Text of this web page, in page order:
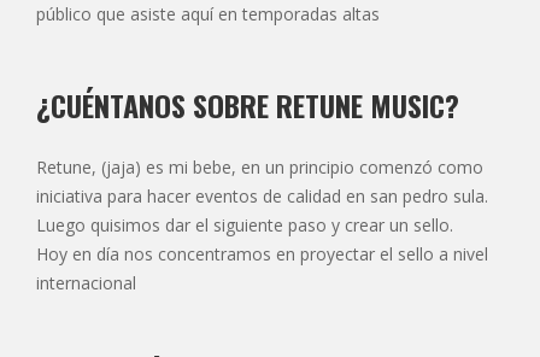
público que asiste aquí en temporadas altas
¿CUÉNTANOS SOBRE RETUNE MUSIC?
Retune, (jaja) es mi bebe, en un principio comenzó como
iniciativa para hacer eventos de calidad en san pedro sula.
Luego quisimos dar el siguiente paso y crear un sello.
Hoy en día nos concentramos en proyectar el sello a nivel
internacional